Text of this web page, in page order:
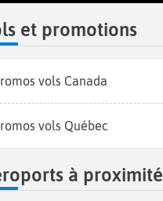
et promotions
vols Canada
vols Québec
à proximité